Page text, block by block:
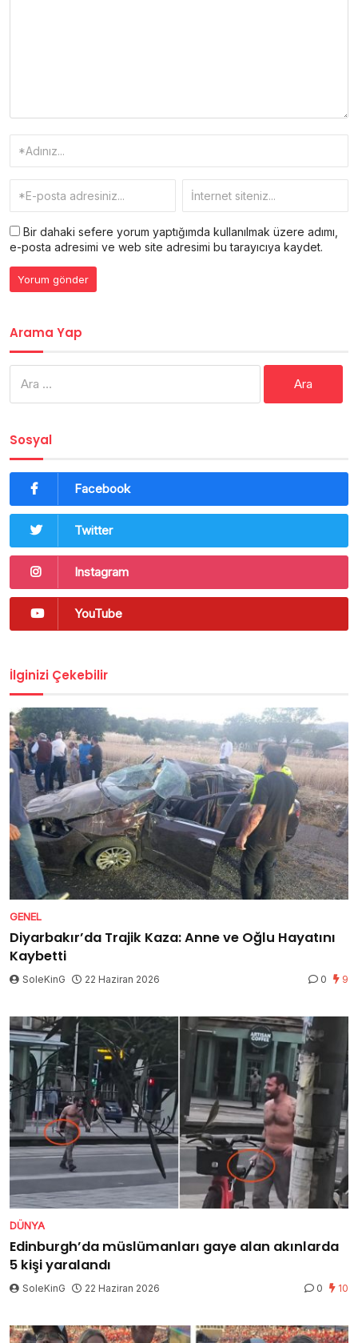
Bir dahaki sefere yorum yaptığımda kullanılmak üzere adımı,
e-posta adresimi ve web site adresimi bu tarayıcıya kaydet.
Arama Yap
Sosyal
Facebook
Twitter
Instagram
YouTube
İlginizi Çekebilir
GENEL
Diyarbakır’da Trajik Kaza: Anne ve Oğlu Hayatını
Kaybetti
SoleKinG 22 Haziran 2026 0 9
DÜNYA
Edinburgh’da müslümanları gaye alan akınlarda
5 kişi yaralandı
SoleKinG 22 Haziran 2026 0 10